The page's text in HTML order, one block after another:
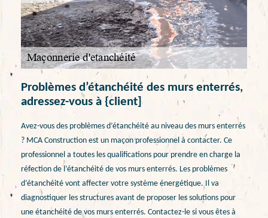
Problèmes d’étanchéité des murs enterrés,
adressez-vous à {client]
Avez-vous des problèmes d’étanchéité au niveau des murs enterrés
? MCA Construction est un maçon professionnel à contacter. Ce
professionnel a toutes les qualifications pour prendre en charge la
réfection de l’étanchéité de vos murs enterrés. Les problèmes
d’étanchéité vont affecter votre système énergétique. Il va
diagnostiquer les structures avant de proposer les solutions pour
une étanchéité de vos murs enterrés. Contactez-le si vous êtes à